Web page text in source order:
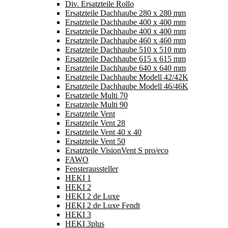
Div. Ersatzteile Rollo
Ersatzteile Dachhaube 280 x 280 mm
Ersatzteile Dachhaube 400 x 400 mm
Ersatzteile Dachhaube 400 x 400 mm
Ersatzteile Dachhaube 460 x 460 mm
Ersatzteile Dachhaube 510 x 510 mm
Ersatzteile Dachhaube 615 x 615 mm
Ersatzteile Dachhaube 640 x 640 mm
Ersatzteile Dachhaube Modell 42/42K
Ersatzteile Dachhaube Modell 46/46K
Ersatzteile Multi 70
Ersatzteile Multi 90
Ersatzteile Vent
Ersatzteile Vent 28
Ersatzteile Vent 40 x 40
Ersatzteile Vent 50
Ersatzteile VisionVent S pro/eco
FAWO
Fensteraussteller
HEKI 1
HEKI 2
HEKI 2 de Luxe
HEKI 2 de Luxe Fendt
HEKI 3
HEKI 3plus